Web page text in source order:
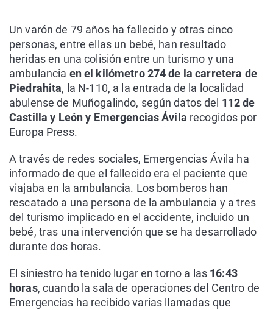
Un varón de 79 años ha fallecido y otras cinco
personas, entre ellas un bebé, han resultado
heridas en una colisión entre un turismo y una
ambulancia en el kilómetro 274 de la carretera de
Piedrahita, la N-110, a la entrada de la localidad
abulense de Muñogalindo, según datos del 112 de
Castilla y León y Emergencias Ávila recogidos por
Europa Press.
A través de redes sociales, Emergencias Ávila ha
informado de que el fallecido era el paciente que
viajaba en la ambulancia. Los bomberos han
rescatado a una persona de la ambulancia y a tres
del turismo implicado en el accidente, incluido un
bebé, tras una intervención que se ha desarrollado
durante dos horas.
El siniestro ha tenido lugar en torno a las 16:43
horas, cuando la sala de operaciones del Centro de
Emergencias ha recibido varias llamadas que